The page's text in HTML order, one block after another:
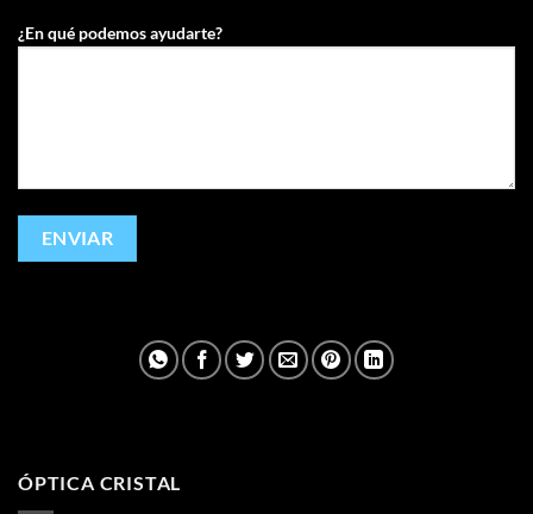
¿En qué podemos ayudarte?
ÓPTICA CRISTAL